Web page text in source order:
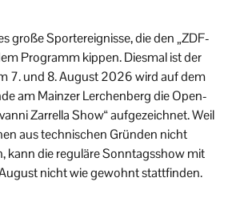
große Sportereignisse, die den „ZDF-
Programm kippen. Diesmal ist der
7. und 8. August 2026 wird auf dem
am Mainzer Lerchenberg die Open-
Zarrella Show“ aufgezeichnet. Weil
aus technischen Gründen nicht
kann die reguläre Sonntagsshow mit
nicht wie gewohnt stattfinden.